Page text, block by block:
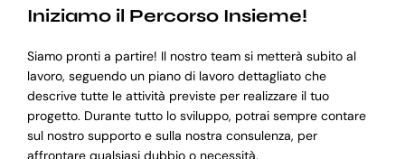
Iniziamo il Percorso Insieme!
Siamo pronti a partire! Il nostro team si metterà subito al
lavoro, seguendo un piano di lavoro dettagliato che
descrive tutte le attività previste per realizzare il tuo
progetto. Durante tutto lo sviluppo, potrai sempre contare
sul nostro supporto e sulla nostra consulenza, per